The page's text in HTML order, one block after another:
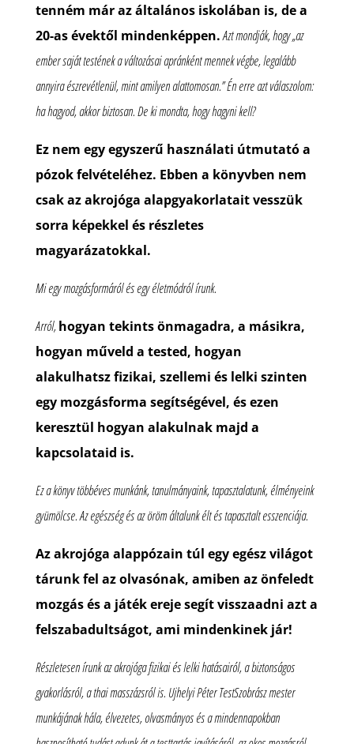
tenném már az általános iskolában is, de a
20-as évektől mindenképpen.Azt mondják, hogy „az
ember saját testének a változásai apránként mennek végbe, legalább
annyira észrevétlenül, mint amilyen alattomosan.” Én erre azt válaszolom:
ha hagyod, akkor biztosan. De ki mondta, hogy hagyni kell?
Ez nem egy egyszerű használati útmutató a
pózok felvételéhez. Ebben a könyvben nem
csak az akrojóga alapgyakorlatait vesszük
sorra képekkel és részletes
magyarázatokkal.
Mi egy mozgásformáról és egy életmódról írunk.
Arról,hogyan tekints önmagadra, a másikra,
hogyan műveld a tested, hogyan
alakulhatsz fizikai, szellemi és lelki szinten
egy mozgásforma segítségével, és ezen
keresztül hogyan alakulnak majd a
kapcsolataid is.
Ez a könyv többéves munkánk, tanulmányaink, tapasztalatunk, élményeink
gyümölcse. Az egészség és az öröm általunk élt és tapasztalt esszenciája.
Az akrojóga alappózain túl egy egész világot
tárunk fel az olvasónak, amiben az önfeledt
mozgás és a játék ereje segít visszaadni azt a
felszabadultságot, ami mindenkinek jár!
Részletesen írunk az akrojóga fizikai és lelki hatásairól, a biztonságos
gyakorlásról, a thai masszázsról is. Ujhelyi Péter TestSzobrász mester
munkájának hála, élvezetes, olvasmányos és a mindennapokban